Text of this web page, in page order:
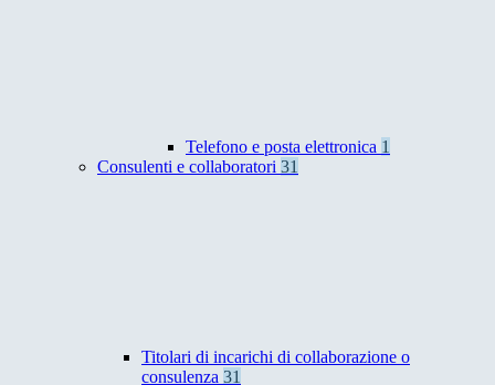
Telefono e posta elettronica 1
Consulenti e collaboratori 31
Titolari di incarichi di collaborazione o
consulenza 31